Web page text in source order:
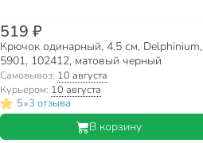
519 ₽
Крючок одинарный, 4.5 см, Delphinium,
5901, 102412, матовый черный
Самовывоз: 10 августа
Курьером: 10 августа
5•3 отзыва
В корзину